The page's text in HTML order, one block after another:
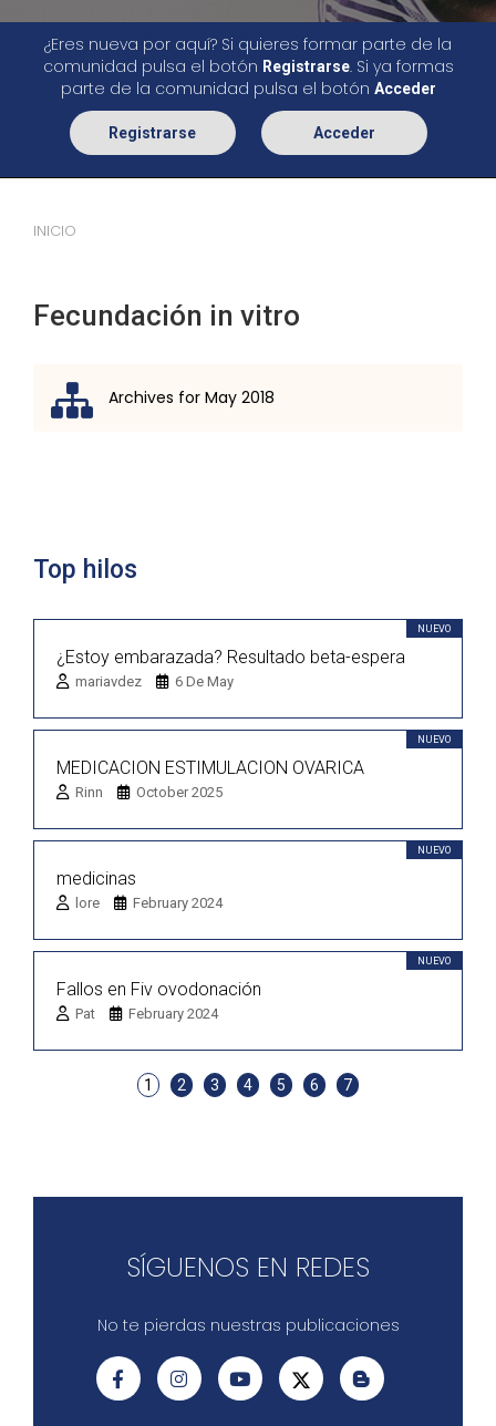
¿Eres nueva por aquí? Si quieres formar parte de la
comunidad pulsa el botón Registrarse. Si ya formas
parte de la comunidad pulsa el botón Acceder
Registrarse Acceder
INICIO
Fecundación in vitro
Archives for May 2018
Top hilos
NUEVO
¿Estoy embarazada? Resultado beta-espera
mariavdez 6 De May
NUEVO
MEDICACION ESTIMULACION OVARICA
Rinn October 2025
NUEVO
medicinas
lore February 2024
NUEVO
Fallos en Fiv ovodonación
Pat February 2024
1 2 3 4 5 6 7
SÍGUENOS EN REDES
No te pierdas nuestras publicaciones